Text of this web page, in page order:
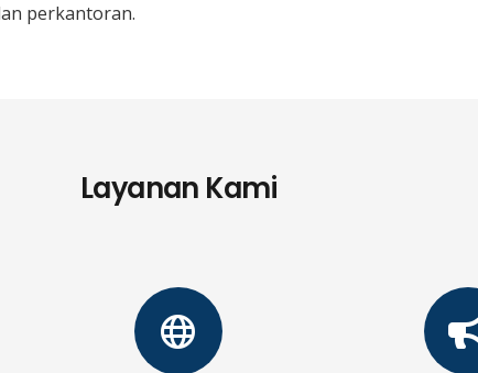
perkantoran.
Layanan Kami